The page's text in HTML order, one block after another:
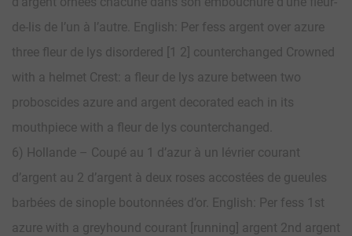
de-lis de l’un à l’autre. English: Per fess argent over azure
three fleur de lys disordered [1 2] counterchanged Crowned
with a helmet Crest: a fleur de lys azure between two
proboscides azure and argent decorated each in its
mouthpiece with a fleur de lys counterchanged.
6) Hollande – Coupé au 1 d’azur à un lévrier courant
d’argent au 2 d’argent à deux roses accostées de gueules
barbées de sinople boutonnées d’or. English: Per fess 1st
azure with a greyhound courant [running] argent 2nd argent